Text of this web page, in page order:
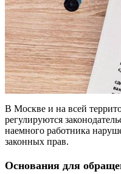
В Москве и на всей
регулируются
наемного работника
законных прав.
Основания для